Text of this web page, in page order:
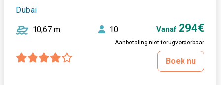
Dubai
10,67 m 10 Vanaf 294€
Aanbetaling niet terugvorderbaar
Boek nu